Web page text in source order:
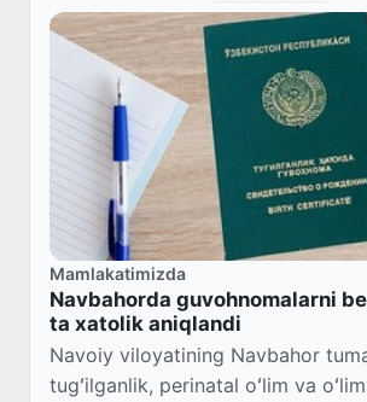
Mamlakatimizda
Navbahorda guvohnomalarni
ta xatolik aniqlandi
Navoiy viloyatining Navbahor
tugʻilganlik, perinatal oʻlim va